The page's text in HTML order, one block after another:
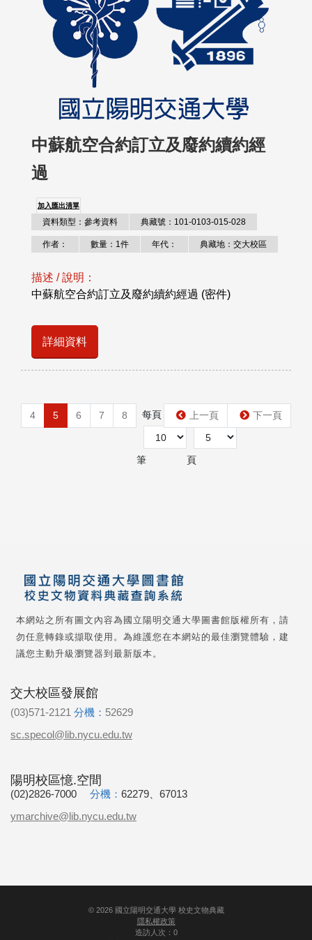
中蘇航空合約訂立及廢約續約經
過
加入匯出清單
資料類型：參考資料 典藏號：101-0103-015-028
作者： 數量：1件 年代： 典藏地：交大校區
描述 / 說明：
中蘇航空合約訂立及廢約續約經過 (密件)
詳細資料
4 5 6 7 8 每頁
筆
第
頁
上一頁 下一頁
本網站之所有圖文內容為國立陽明交通大學圖書館版權所有，請
勿任意轉錄或擷取使用。為維護您在本網站的最佳瀏覽體驗，建
議您主動升級瀏覽器到最新版本。
交大校區發展館
(03)571-2121 分機： 52629
sc.specol@lib.nycu.edu.tw
陽明校區憶.空間
(02)2826-7000 分機： 62279、67013
ymarchive@lib.nycu.edu.tw
© 2026國立陽明交通大學 校史文物典藏
隱私權政策
造訪人次：0